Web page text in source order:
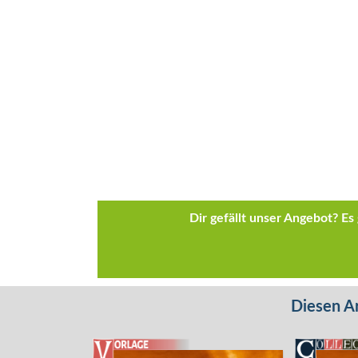
Dir gefällt unser Angebot?
Diesen